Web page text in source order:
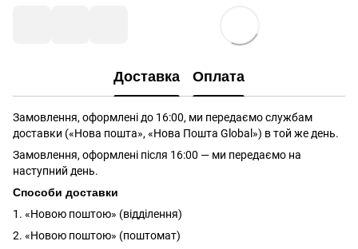
Доставка Оплата
Замовлення, оформлені до 16:00, ми передаємо службам
доставки («Нова пошта», «Нова Пошта Global») в той же день.
Замовлення, оформлені після 16:00 — ми передаємо на
наступний день.
Способи доставки
1. «Новою поштою» (відділення)
2. «Новою поштою» (поштомат)